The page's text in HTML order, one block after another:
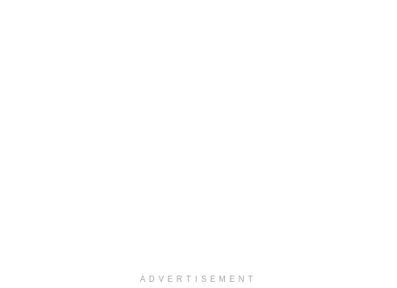
ADVERTISEMENT